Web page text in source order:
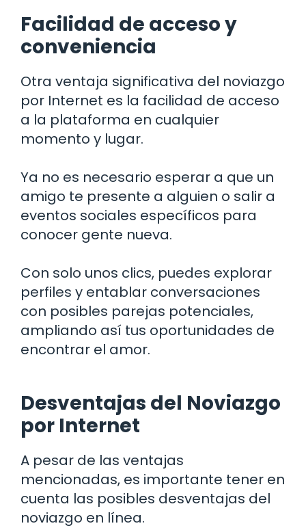
Facilidad de acceso y
conveniencia
Otra ventaja significativa del noviazgo
por Internet es la facilidad de acceso
a la plataforma en cualquier
momento y lugar.
Ya no es necesario esperar a que un
amigo te presente a alguien o salir a
eventos sociales específicos para
conocer gente nueva.
Con solo unos clics, puedes explorar
perfiles y entablar conversaciones
con posibles parejas potenciales,
ampliando así tus oportunidades de
encontrar el amor.
Desventajas del Noviazgo
por Internet
A pesar de las ventajas
mencionadas, es importante tener en
cuenta las posibles desventajas del
noviazgo en línea.